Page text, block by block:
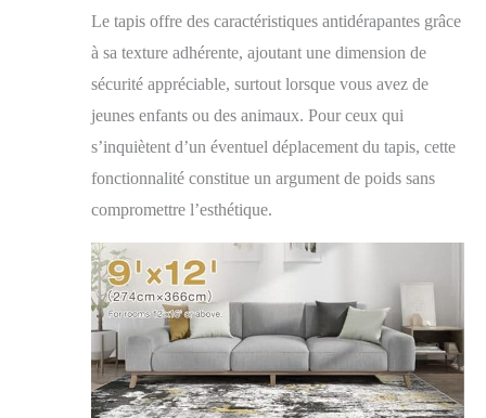
déversements et les
accidents ne
menace pour sa
surface dense à poils
courts, il suffit de
avec un chiffon pour
longtemps
Le tapis offre des caractéristiques antidérapantes grâce
à sa texture adhérente, ajoutant une dimension de
sécurité appréciable, surtout lorsque vous avez de
jeunes enfants ou des animaux. Pour ceux qui
s’inquiètent d’un éventuel déplacement du tapis, cette
fonctionnalité constitue un argument de poids sans
compromettre l’esthétique.